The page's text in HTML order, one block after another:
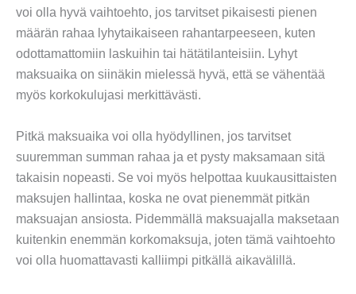
voi olla hyvä vaihtoehto, jos tarvitset pikaisesti pienen
määrän rahaa lyhytaikaiseen rahantarpeeseen, kuten
odottamattomiin laskuihin tai hätätilanteisiin. Lyhyt
maksuaika on siinäkin mielessä hyvä, että se vähentää
myös korkokulujasi merkittävästi.
Pitkä maksuaika voi olla hyödyllinen, jos tarvitset
suuremman summan rahaa ja et pysty maksamaan sitä
takaisin nopeasti. Se voi myös helpottaa kuukausittaisten
maksujen hallintaa, koska ne ovat pienemmät pitkän
maksuajan ansiosta. Pidemmällä maksuajalla maksetaan
kuitenkin enemmän korkomaksuja, joten tämä vaihtoehto
voi olla huomattavasti kalliimpi pitkällä aikavälillä.